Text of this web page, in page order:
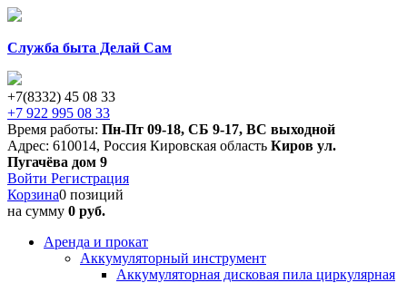
Служба быта Делай Сам
+7(8332) 45 08 33
+7 922 995 08 33
Время работы: Пн-Пт 09-18, СБ 9-17, ВС выходной
Адрес: 610014, Россия Кировская область Киров ул.
Пугачёва дом 9
Войти Регистрация
Корзина0 позиций
на сумму 0 руб.
Аренда и прокат
Аккумуляторный инструмент
Аккумуляторная дисковая пила циркулярная